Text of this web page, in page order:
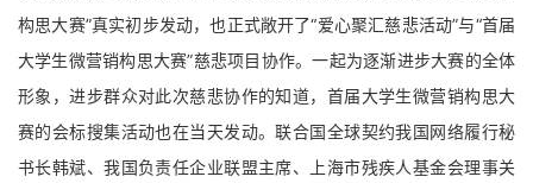
构思大赛”真实初步发动，也正式敞开了“爱心聚汇慈悲活动”与“首届
大学生微营销构思大赛”慈悲项目协作。一起为逐渐进步大赛的全体
形象，进步群众对此次慈悲协作的知道，首届大学生微营销构思大
赛的会标搜集活动也在当天发动。联合国全球契约我国网络履行秘
书长韩斌、我国负责任企业联盟主席、上海市残疾人基金会理事关